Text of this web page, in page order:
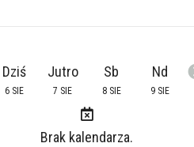
Dziś
6 SIE
Jutro
7 SIE
Sb
8 SIE
Nd
9 SIE
Brak kalendarza.